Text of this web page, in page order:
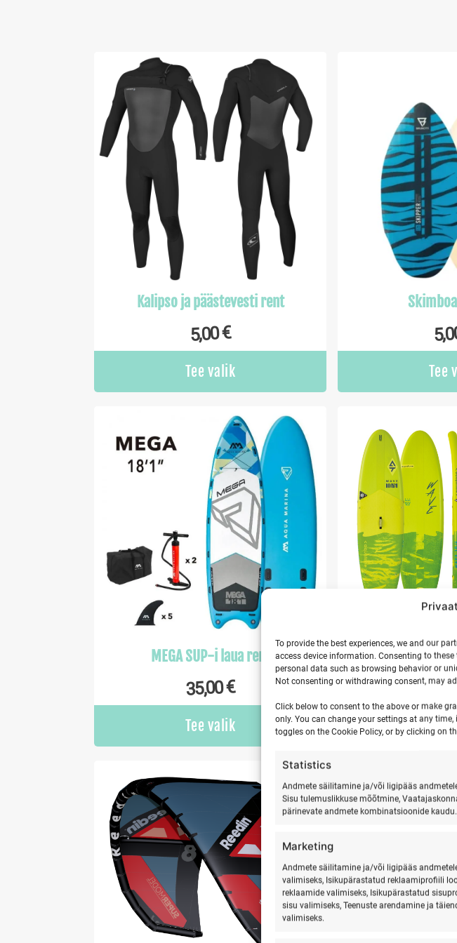
To provide the best experiences, we and our
access device information. Consenting to
personal data such as browsing behavior or
Not consenting or withdrawing consent, may
Click below to consent to the above or make
only. You can change your settings at any
toggles on the Cookie Policy, or by clicking on
Statistics
Andmete säilitamine ja/või ligipääs
Sisu tulemuslikkuse mõõtmine,
pärinevate andmete kombinatsioonide kaudu.
Marketing
Andmete säilitamine ja/või ligipääs
valimiseks, Isikupärastatud reklaamiprofiili
reklaamide valimiseks, Isikupärastatud
sisu valimiseks, Teenuste arendamine ja
valimiseks.
Kalipso ja päästevesti rent
5,00€
Tee valik Tee
MEGA SUP-i laua rent
35,00€
Tee valik
SUP-i
Tee
%